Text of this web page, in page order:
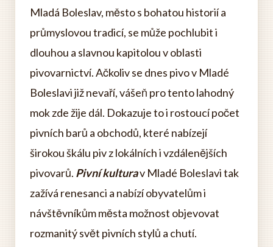
Mladá Boleslav, město s bohatou historií a
průmyslovou tradicí, se může pochlubit i
dlouhou a slavnou kapitolou v oblasti
pivovarnictví. Ačkoliv se dnes pivo v Mladé
Boleslavi již nevaří, vášeň pro tento lahodný
mok zde žije dál. Dokazuje to i rostoucí počet
pivních barů a obchodů, které nabízejí
širokou škálu piv z lokálních i vzdálenějších
pivovarů. Pivní kulturav Mladé Boleslavi tak
zažívá renesanci a nabízí obyvatelům i
návštěvníkům města možnost objevovat
rozmanitý svět pivních stylů a chutí.